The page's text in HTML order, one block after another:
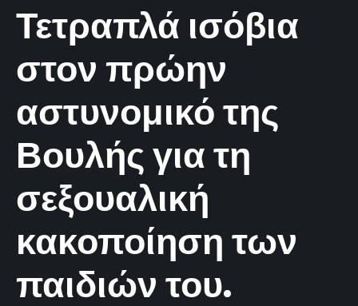
Τετραπλά ισόβια
στον πρώην
αστυνομικό της
Βουλής για τη
σεξουαλική
κακοποίηση των
παιδιών του.